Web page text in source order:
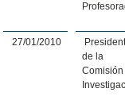
27/01/2010
de la